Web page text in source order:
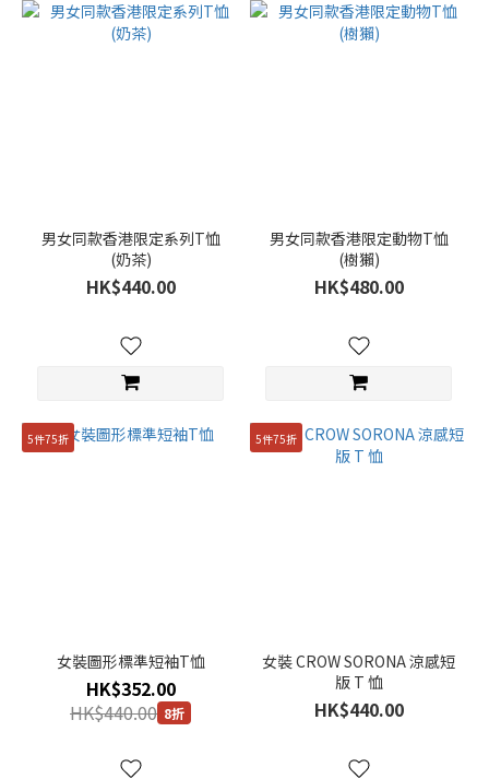
男女同款香港限定系列T恤
(奶茶)
HK$440.00
男女同款香港限定動物T恤
(樹獺)
HK$480.00
5件75折
女裝圖形標準短袖T恤
HK$352.00
HK$440.00 8折
5件75折
女裝 CROW SORONA 涼感短
版 T 恤
HK$440.00